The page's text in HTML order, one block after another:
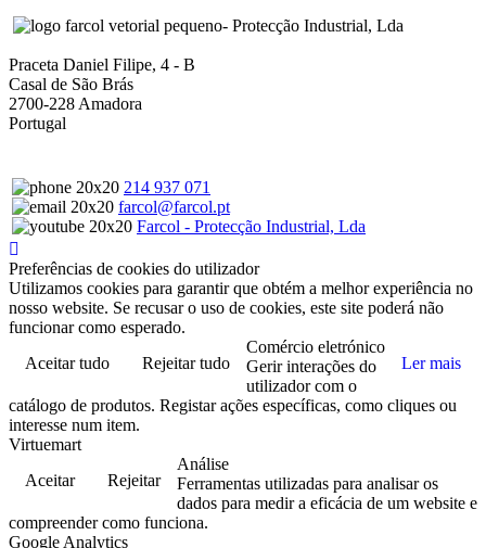
- Protecção Industrial, Lda
Praceta Daniel Filipe, 4 - B
Casal de São Brás
2700-228 Amadora
Portugal
214 937 071
farcol@farcol.pt
Farcol - Protecção Industrial, Lda
Preferências de cookies do utilizador
Utilizamos cookies para garantir que obtém a melhor experiência no
nosso website. Se recusar o uso de cookies, este site poderá não
funcionar como esperado.
Aceitar tudo
Rejeitar tudo Ler mais
Comércio eletrónico
Gerir interações do
utilizador com o
catálogo de produtos. Registar ações específicas, como cliques ou
interesse num item.
Virtuemart
Aceitar
Rejeitar
Análise
Ferramentas utilizadas para analisar os
dados para medir a eficácia de um website e
compreender como funciona.
Google Analytics